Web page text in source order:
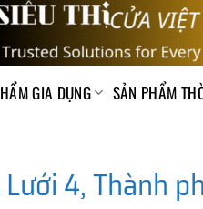
GIA DỤNG SẢN PHẨM
4, Thành